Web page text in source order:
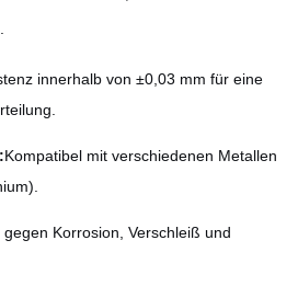
innerhalb von ±0,03 mm für eine
Kompatibel mit verschiedenen Metallen
gegen Korrosion, Verschleiß und